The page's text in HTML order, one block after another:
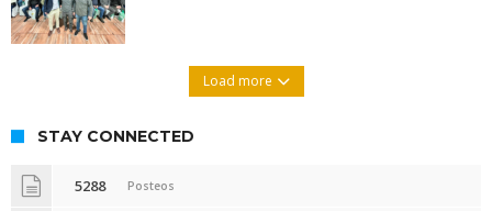
Load more
STAY CONNECTED
5288 Posteos